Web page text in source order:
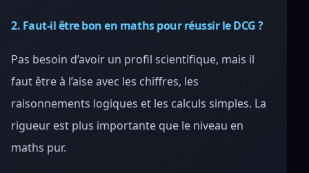
2. Faut-il être bon en maths pour réussir le DCG ?
Pas besoin d’avoir un profil scientifique, mais il
faut être à l’aise avec les chiffres, les
raisonnements logiques et les calculs simples. La
rigueur est plus importante que le niveau en
maths pur.